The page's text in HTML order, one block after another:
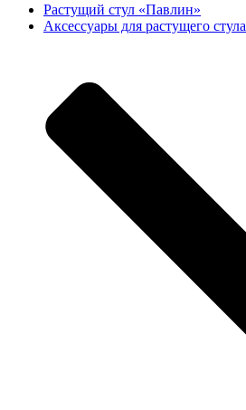
Растущий стул «Павлин»
Аксессуары для растущего стула